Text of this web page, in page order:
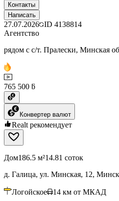
Контакты
Написать
27.07.2026 ID 4138814
Агентство
рядом с с/т. Пралески, Минская
765 500 ƃ
Конвертер валют
Realt рекомендует
Дом186.5 м²14.81 соток
д. Галица, ул. Минская, 12,
Логойское 14 км от МКАД